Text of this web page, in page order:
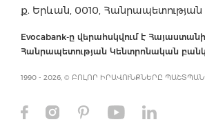
ք. Երևան, 0010, Հանրապետության
Evocabank-ը վերահսկվում է Հայաստանի
Հանրապետության Կենտրոնական
1990 - 2026, © ԲՈԼՈՐ ԻՐԱՎՈՒՆՔՆԵՐԸ